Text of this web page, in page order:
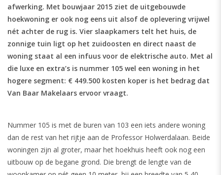
afwerking. Met bouwjaar 2015 ziet de uitgebouwde
hoekwoning er ook nog eens uit alsof de oplevering vrijwel
nét achter de rug is. Vier slaapkamers telt het huis, de
zonnige tuin ligt op het zuidoosten en direct naast de
woning staat al een infuus voor de elektrische auto. Met al
die luxe en extra’s is nummer 105 wel een woning in het
hogere segment: € 449.500 kosten koper is het bedrag dat
Van Baar Makelaars ervoor vraagt.
Nummer 105 is met de buren van 103 een iets andere woning
dan de rest van het rijtje aan de Professor Holwerdalaan. Beide
woningen zijn al groter, maar het hoekhuis heeft ook nog een
uitbouw op de begane grond. Die brengt de lengte van de